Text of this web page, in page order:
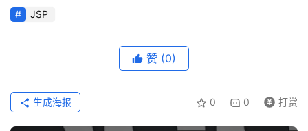
工
具
JSP
赞 (0)
0 0 打赏
生成海报